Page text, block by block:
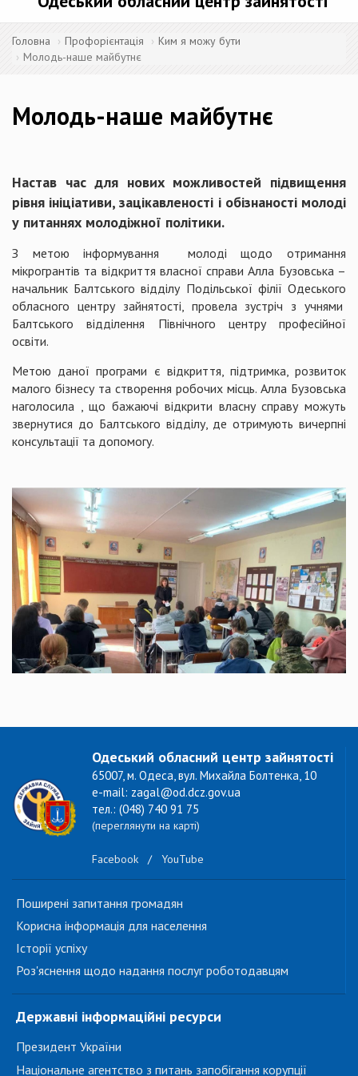
Головна Профорієнтація
Ким я можу бути
Молодь-наше майбутнє
Молодь-наше майбутнє
Настав час для нових можливостей підвищення
рівня ініціативи, зацікавленості і обізнаності молоді
у питаннях молодіжної політики.
З метою інформування молоді щодо отримання
мікрогрантів та відкриття власної справи Алла Бузовська –
начальник Балтського відділу Подільської філії Одеського
обласного центру зайнятості, провела зустріч з учнями
Балтського відділення Північного центру професійної
освіти.
Метою даної програми є відкриття, підтримка, розвиток
малого бізнесу та створення робочих місць. Алла Бузовська
наголосила , що бажаючі відкрити власну справу можуть
звернутися до Балтського відділу, де отримують вичерпні
консультації та допомогу.
Одеський обласний центр зайнятості
65007, м. Одеса, вул. Михайла Болтенка, 10
e-mail: zagal@od.dcz.gov.ua
тел.: (048) 740 91 75
(переглянути на карті)
Facebook / YouTube
Поширені запитання громадян
Корисна інформація для населення
Історії успіху
Роз'яснення щодо надання послуг роботодавцям
Державні інформаційні ресурси
Президент України
Національне агентство з питань запобігання корупції